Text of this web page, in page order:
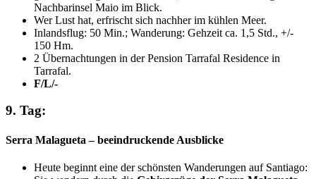
Nachbarinsel Maio im Blick.
Wer Lust hat, erfrischt sich nachher im kühlen Meer.
Inlandsflug: 50 Min.; Wanderung: Gehzeit ca. 1,5 Std., +/-
150 Hm.
2 Übernachtungen in der Pension Tarrafal Residence in
Tarrafal.
F/L/-
9. Tag:
Serra Malagueta – beeindruckende Ausblicke
Heute beginnt eine der schönsten Wanderungen auf Santiago: